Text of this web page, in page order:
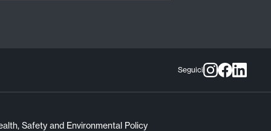
Seguici
Safety and Environmental Policy